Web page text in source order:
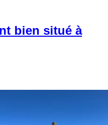
bien situé à